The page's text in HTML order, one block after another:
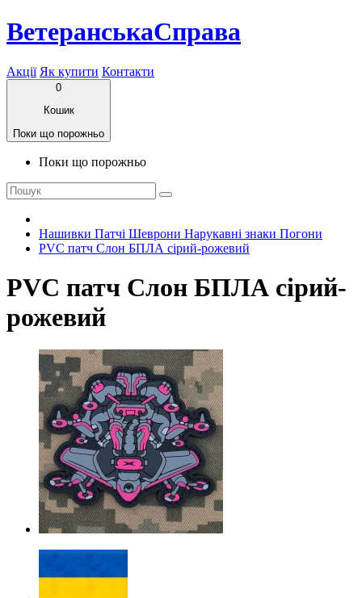
ВетеранськаСправа
Акції Як купити Контакти
0
Кошик
Поки що порожньо
Поки що порожньо
Нашивки Патчі Шеврони Нарукавні знаки Погони
PVC патч Слон БПЛА сірий-рожевий
PVC патч Слон БПЛА сірий-
рожевий